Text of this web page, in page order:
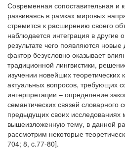
Современная сопоставительная и
развиваясь в рамках мировых
стремится к расширению своего
наблюдается интеграция в другие
результате чего появляются
фактор безусловно оказывает
традиционной лингвистики,
изучении новейших
актуальных вопросов, требующих
интерпретации – определение
семантических связей словарного
предыдущих своих исследованиях
вышеизложенную тему, в данной
рассмотрим некоторые
704; 8, c.77-80].